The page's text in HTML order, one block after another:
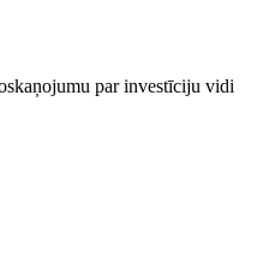
par investīciju vidi